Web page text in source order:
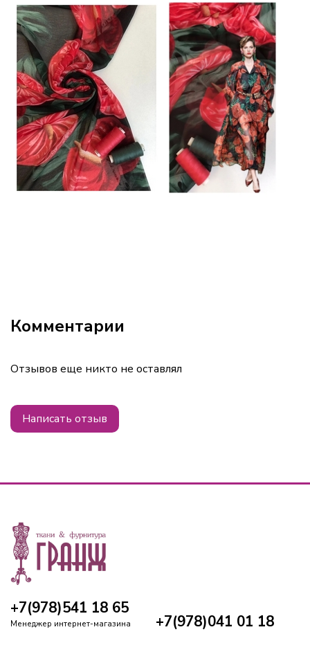
Комментарии
Отзывов еще никто не оставлял
Написать отзыв
+7(978)541 18 65
Менеджер интернет-магазина +7(978)041 01 18